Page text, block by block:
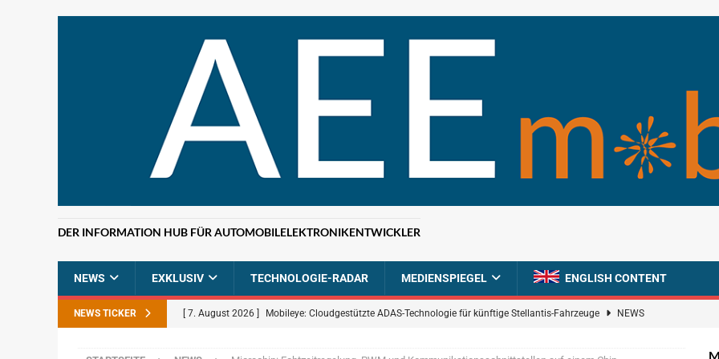
DER INFORMATION HUB FÜR AUTOMOBILELEKTRONIKENTWICKLER
NEWS EXKLUSIV TECHNOLOGIE-RADAR MEDIENSPIEGEL ENGLISH CONTENT
NEWS TICKER [ 7. August 2026 ] Mobileye: Cloudgestützte ADAS-Technologie für künftige Stellantis-Fahrzeuge NEWS